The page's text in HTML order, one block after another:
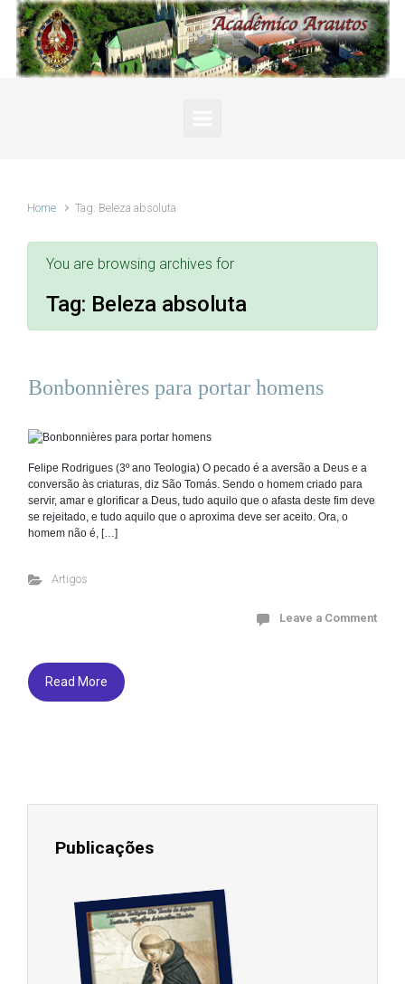
Skip to main content
Home Tag: Beleza absoluta
You are browsing archives for
Tag: Beleza absoluta
Bonbonnières para portar homens
Felipe Rodrigues (3º ano Teologia) O pecado é a aversão a Deus e a
conversão às criaturas, diz São Tomás. Sendo o homem criado para
servir, amar e glorificar a Deus, tudo aquilo que o afasta deste fim deve
se rejeitado, e tudo aquilo que o aproxima deve ser aceito. Ora, o
homem não é, […]
Artigos
Leave a Comment
Read More
Publicações